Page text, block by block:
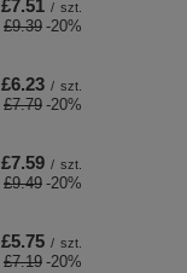
£7.51 / szt.
£9.39 -20%
£6.23 / szt.
£7.79 -20%
£7.59 / szt.
£9.49 -20%
£5.75 / szt.
£7.19 -20%